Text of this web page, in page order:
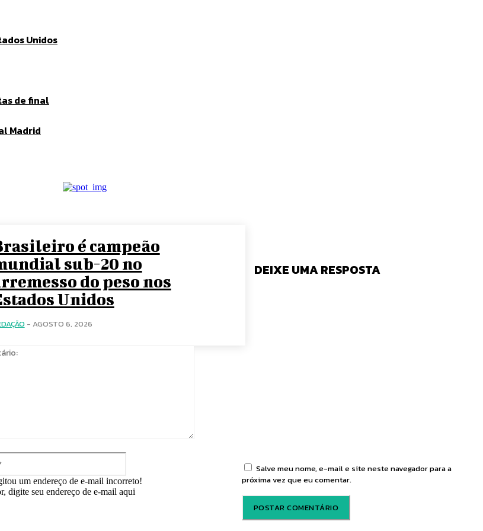
Unidos
de final
Madrid
é campeão
sub-20 no
do peso nos
Unidos
- AGOSTO 6, 2026
DEIXE UMA RESPOSTA
um endereço de e-mail incorreto!
digite seu endereço de e-mail aqui
Salve meu nome, e-mail e site neste navegador para a
próxima vez que eu comentar.